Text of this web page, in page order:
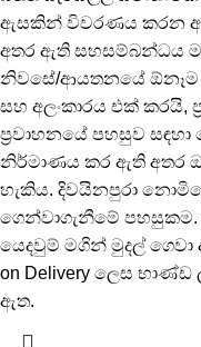
ඇසකින් විවරණය කරන
අතර ඇති සහසම්බන්ධය
නිවසේ/ආයතනයේ ඕනෑම
සහ අලංකාරය එක් කරයි,
ප්‍රවාහනයේ පහසුව
නිර්මාණය කර ඇති අතර
හැකිය. දිවයිනපුරා
ගෙන්වාගැනීමේ
යෙදවුම් මගින් මුදල්
on Delivery ලෙස
ඇත.